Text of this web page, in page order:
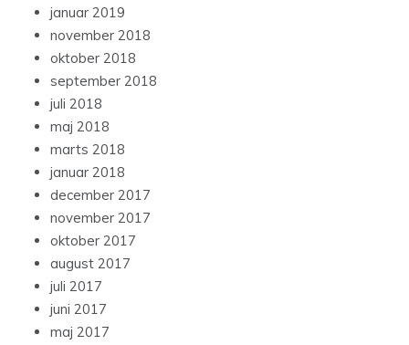
januar 2019
november 2018
oktober 2018
september 2018
juli 2018
maj 2018
marts 2018
januar 2018
december 2017
november 2017
oktober 2017
august 2017
juli 2017
juni 2017
maj 2017